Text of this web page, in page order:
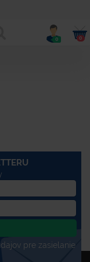
0 0
pre zasielanie